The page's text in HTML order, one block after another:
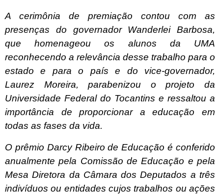
A cerimônia de premiação contou com as
presenças do governador Wanderlei Barbosa,
que homenageou os alunos da UMA
reconhecendo a relevância desse trabalho para o
estado e para o país e do vice-governador,
Laurez Moreira, parabenizou o projeto da
Universidade Federal do Tocantins e ressaltou a
importância de proporcionar a educação em
todas as fases da vida.
O prêmio Darcy Ribeiro de Educação é conferido
anualmente pela Comissão de Educação e pela
Mesa Diretora da Câmara dos Deputados a três
indivíduos ou entidades cujos trabalhos ou ações